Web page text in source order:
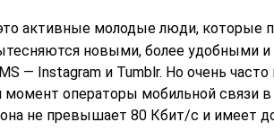
активные молодые люди, которые
новыми, более удобными
— Instagram и Tumblr. Но очень
операторы мобильной связи
не превышает 80 Кбит/с и имеет